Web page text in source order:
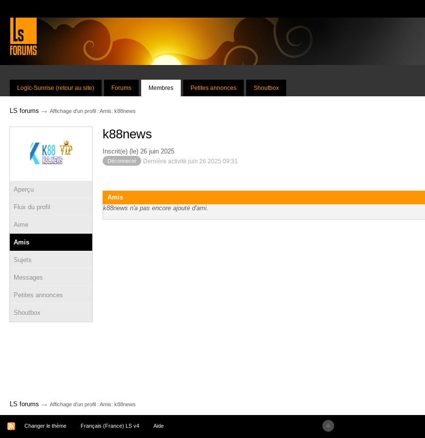
Logic-Sunrise (retour au site) Forums Membres Petites annonces Shoutbox
LS forums → Affichage d'un profil : Amis: k88news
Aperçu
Flux du profil
Aime
Amis
Sujets
Messages
Petites annonces
Shoutbox
k88news
Inscrit(e) (le) 26 juin 2025
Déconnecté Dernière activité juin 26 2025 09:31
Amis
k88news n'a pas encore ajouté d'ami.
LS forums → Affichage d'un profil : Amis: k88news
Changer le thème Français (France) LS v4 Aide